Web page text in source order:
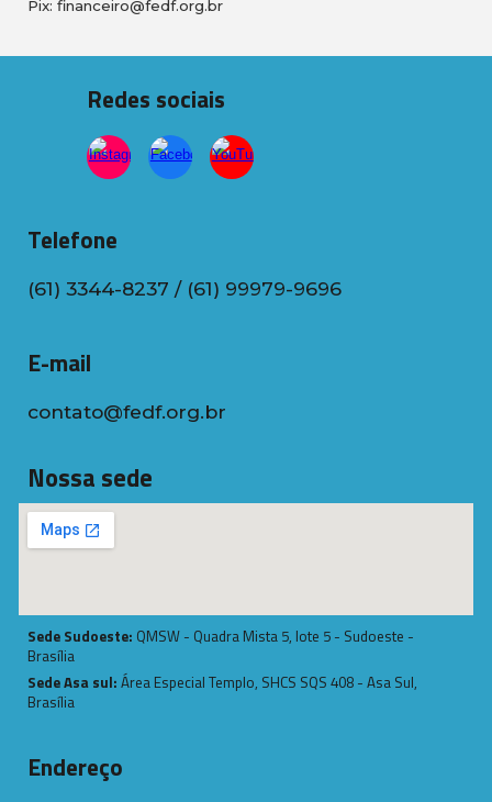
Pix: financeiro@fedf.org.br
Redes sociais
Telefone
(61) 3344-8237 / (61) 99979-9696
E-mail
contato@fedf.org.br
Nossa sede
Sede Sudoeste: QMSW - Quadra Mista 5, lote 5 - Sudoeste -
Brasília
Sede Asa sul:Área Especial Templo, SHCS SQS 408 - Asa Sul,
Brasília
Endereço